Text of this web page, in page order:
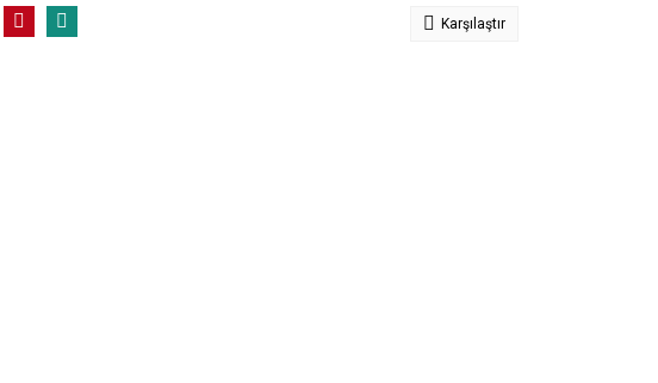
Karşılaştır